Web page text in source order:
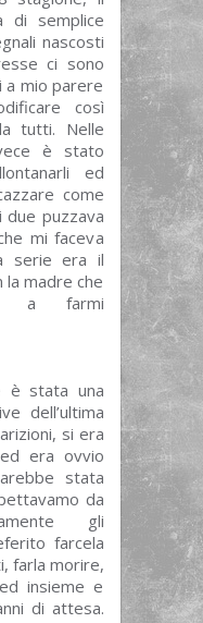
semplice
nascosti
ci sono
mio parere
così
tutti. Nelle
è stato
ed
come
puzzava
mi faceva
serie era il
madre che
a farmi
è stata una
dell’ultima
si era
era ovvio
stata
da
gli
farcela
farla morire,
insieme e
di attesa.